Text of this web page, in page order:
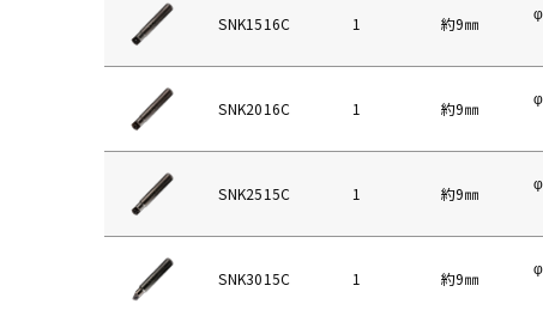
SNK1516C 1 約9㎜
SNK2016C 1 約9㎜
SNK2515C 1 約9㎜
SNK3015C 1 約9㎜